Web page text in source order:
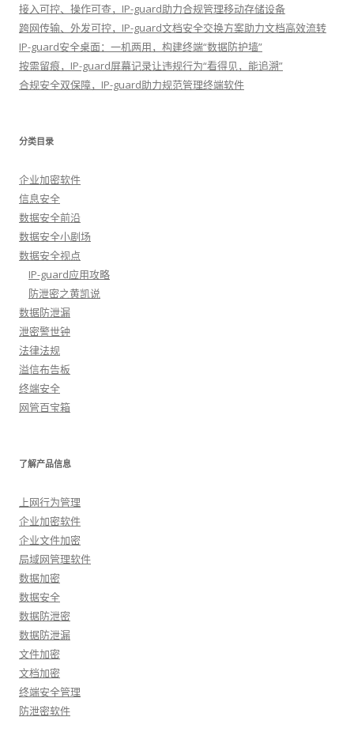
接入可控、操作可查，IP-guard助力合规管理移动存储设备
跨网传输、外发可控，IP-guard文档安全交换方案助力文档高效流转
IP-guard安全桌面：一机两用，构建终端“数据防护墙”
按需留痕，IP-guard屏幕记录让违规行为“看得见，能追溯”
合规安全双保障，IP-guard助力规范管理终端软件
分类目录
企业加密软件
信息安全
数据安全前沿
数据安全小剧场
数据安全视点
IP-guard应用攻略
防泄密之黄凯说
数据防泄漏
泄密警世钟
法律法规
溢信布告板
终端安全
网管百宝箱
了解产品信息
上网行为管理
企业加密软件
企业文件加密
局域网管理软件
数据加密
数据安全
数据防泄密
数据防泄漏
文件加密
文档加密
终端安全管理
防泄密软件